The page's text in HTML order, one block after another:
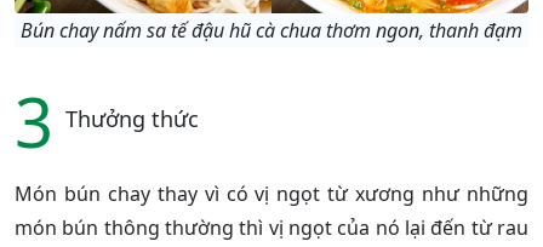
Bún chay nấm sa tế đậu hũ cà chua thơm ngon, thanh đạm
3 Thưởng thức
Món bún chay thay vì có vị ngọt từ xương như những
món bún thông thường thì vị ngọt của nó lại đến từ rau